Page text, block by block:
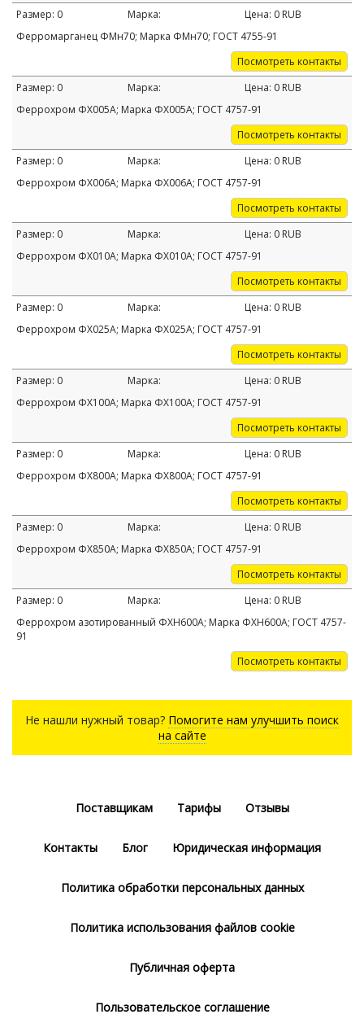
Размер: 0 Марка: Цена: 0 RUB
Ферромарганец ФМн70; Марка ФМн70; ГОСТ 4755-91
Посмотреть контакты
Размер: 0 Марка: Цена: 0 RUB
Феррохром ФХ005А; Марка ФХ005А; ГОСТ 4757-91
Посмотреть контакты
Размер: 0 Марка: Цена: 0 RUB
Феррохром ФХ006А; Марка ФХ006А; ГОСТ 4757-91
Посмотреть контакты
Размер: 0 Марка: Цена: 0 RUB
Феррохром ФХ010А; Марка ФХ010А; ГОСТ 4757-91
Посмотреть контакты
Размер: 0 Марка: Цена: 0 RUB
Феррохром ФХ025А; Марка ФХ025А; ГОСТ 4757-91
Посмотреть контакты
Размер: 0 Марка: Цена: 0 RUB
Феррохром ФХ100А; Марка ФХ100А; ГОСТ 4757-91
Посмотреть контакты
Размер: 0 Марка: Цена: 0 RUB
Феррохром ФХ800А; Марка ФХ800А; ГОСТ 4757-91
Посмотреть контакты
Размер: 0 Марка: Цена: 0 RUB
Феррохром ФХ850А; Марка ФХ850А; ГОСТ 4757-91
Посмотреть контакты
Размер: 0 Марка: Цена: 0 RUB
Феррохром азотированный ФХН600А; Марка ФХН600А; ГОСТ 4757-
91
Посмотреть контакты
Не нашли нужный товар? Помогите нам улучшить поиск
на сайте
Поставщикам Тарифы Отзывы
Контакты Блог Юридическая информация
Политика обработки персональных данных
Политика использования файлов cookie
Публичная оферта
Пользовательское соглашение